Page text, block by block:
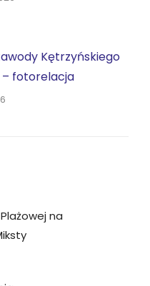
Kętrzyńskiego
fotorelacja
na